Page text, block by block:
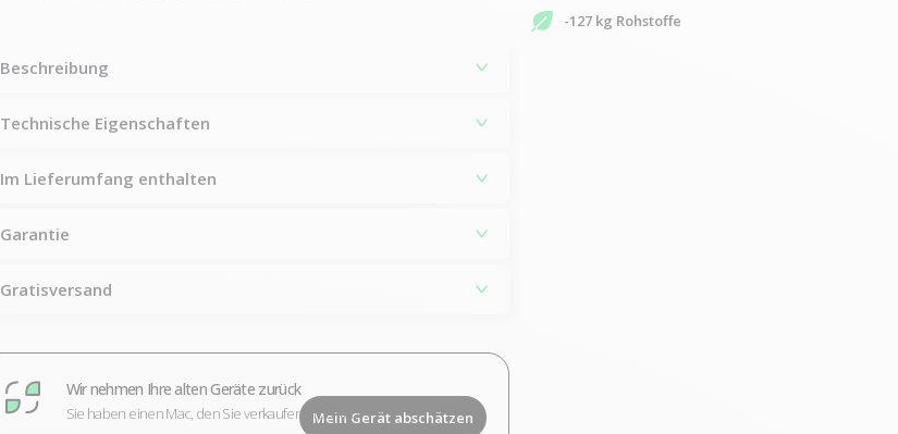
Beschreibung
Technische Eigenschaften
Im Lieferumfang enthalten
Garantie
Gratisversand
Wir nehmen Ihre alten Geräte zurück
Sie haben einen Mac, den Sie verkaufen möchten?Mein Gerät abschätzen
-127 kg Rohstoffe